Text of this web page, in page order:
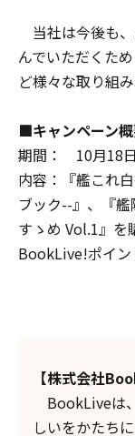
当社は今後も
んでいただくた
ど様々な取り組
■キャンペーン
期間： 10月18日
内容：『艦これ
ブック--』、『
すゝめ Vol.1』を
BookLive!ポイン
【株式会社
BookLiveは
しいをかたち